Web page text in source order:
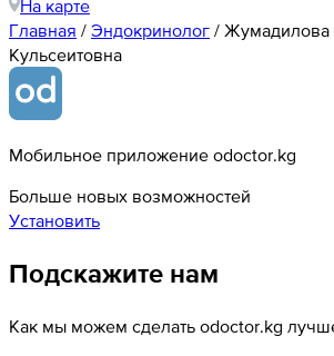
На карте
Главная / Эндокринолог / Жумадилова
Кульсеитовна
Мобильное приложение odoctor.kg
Больше новых возможностей
Установить
Подскажите нам
Как мы можем сделать odoctor.kg